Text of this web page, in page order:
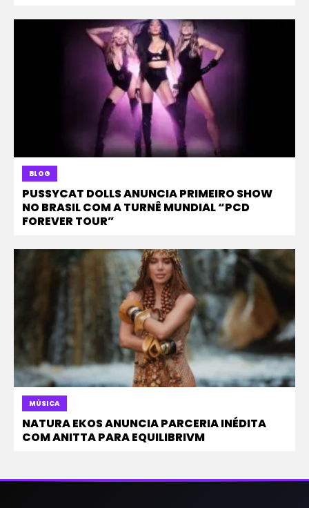
BLOG
PUSSYCAT DOLLS ANUNCIA PRIMEIRO SHOW
NO BRASIL COM A TURNÊ MUNDIAL “PCD
FOREVER TOUR”
MÚSICA
NATURA EKOS ANUNCIA PARCERIA INÉDITA
COM ANITTA PARA EQUILIBRIVM